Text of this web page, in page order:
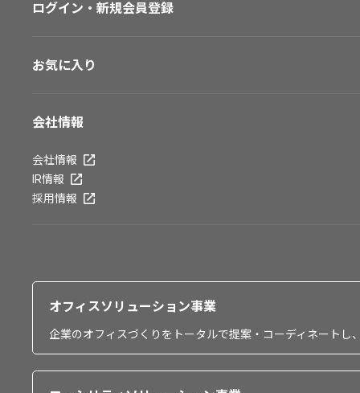
ログイン・新規会員登録
お気に入り
会社情報
会社情報
IR情報
採用情報
オフィスソリューション事業
企業のオフィスづくりをトータルで提案・コーディネート